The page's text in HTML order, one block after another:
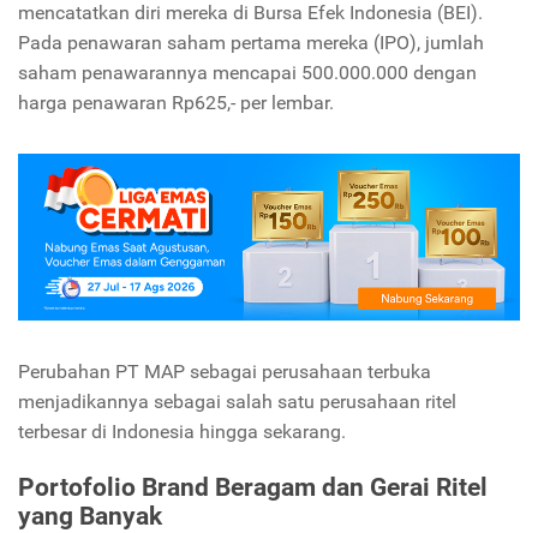
mencatatkan diri mereka di Bursa Efek Indonesia (BEI).
Pada penawaran saham pertama mereka (IPO), jumlah
saham penawarannya mencapai 500.000.000 dengan
harga penawaran Rp625,- per lembar.
Perubahan PT MAP sebagai perusahaan terbuka
menjadikannya sebagai salah satu perusahaan ritel
terbesar di Indonesia hingga sekarang.
Portofolio Brand Beragam dan Gerai Ritel
yang Banyak